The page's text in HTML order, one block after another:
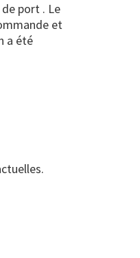
port . Le
et
a été